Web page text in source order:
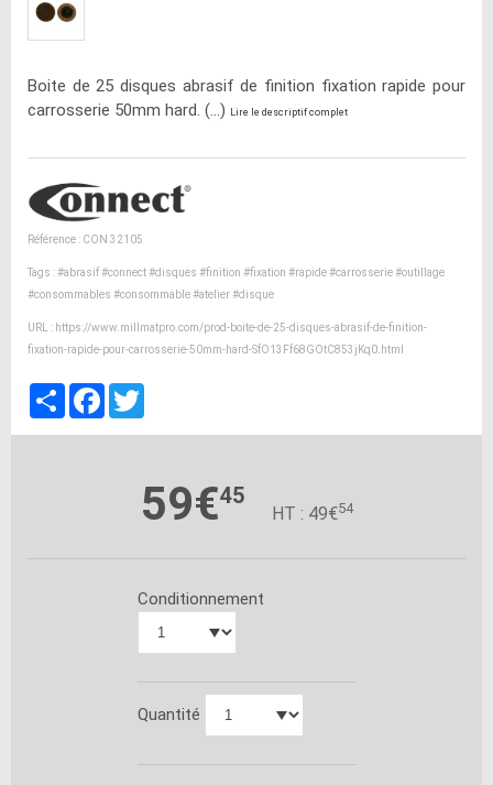
Boite de 25 disques abrasif de finition fixation rapide pour
carrosserie 50mm hard. (...)
Lire le descriptif complet
Référence : CON 32105
Tags :#abrasif#connect#disques #finition #fixation #rapide#carrosserie#outillage
#consommables #consommable#atelier#disque
URL : https://www.millmatpro.com/prod-boite-de-25-disques-abrasif-de-finition-
fixation-rapide-pour-carrosserie-50mm-hard-SfO13Ff68GOtC853jKq0.html
PartagerFacebook
59€45
HT : 49€54
Conditionnement
Quantité